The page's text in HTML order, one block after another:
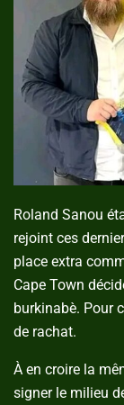
Roland Sanou
rejoint ces
place extra
Cape Town
burkinabè. Pour
de rachat.
À en croire la
signer le milieu